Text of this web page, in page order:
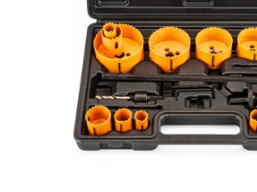
Ochranné pracovné pomôcky
Fotovoltaika